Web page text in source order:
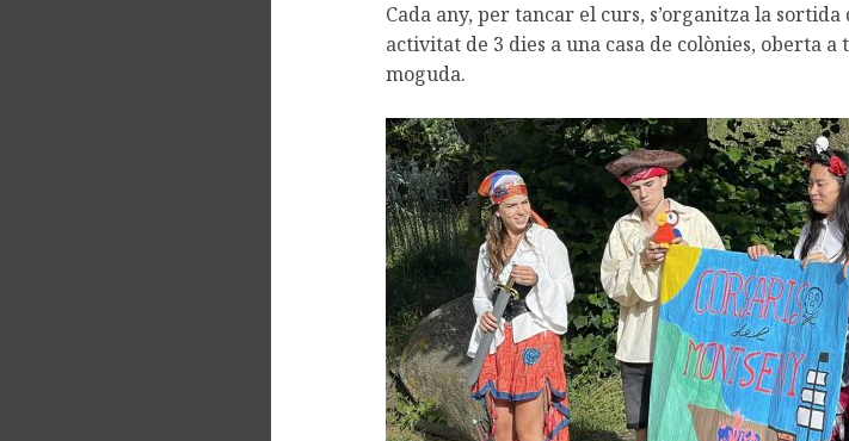
Cada any, per tancar el curs, s’organitza la sortida
activitat de 3 dies a una casa de colònies, oberta
moguda.